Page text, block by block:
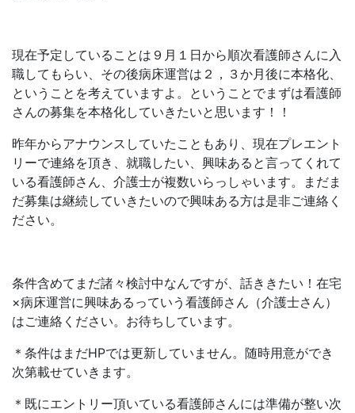
現在予定していることは９月１日から順次看護師さんに入
職してもらい、その後病床運営は２，３か月後に本格化、
ということを考えていますよ。ということでまずは看護師
さんの募集を本格化していきたいと思います！！
昨年からアナウンスしていたこともあり、現在プレエント
リーで連絡を頂き、就職したい、興味あると言ってくれて
いる看護師さん、介護士が複数いらっしゃいます。まだま
だ募集は継続していきたいので興味ある方は是非ご連絡く
ださい。
条件含めてまだ諸々検討中なんですが、話ききたい！在宅
×病床運営に興味あるっていう看護師さん（介護士さん）
はご連絡ください。お待ちしています。
＊条件はまだHPでは更新していません。随時用意ができ
次第載せていきます。
＊既にエントリー頂いている看護師さんには準備が整い次